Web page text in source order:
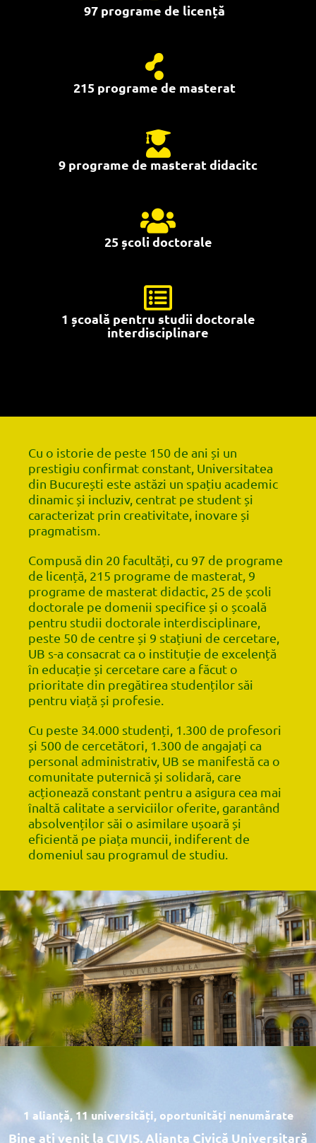
97 programe de licență
215 programe de masterat
9 programe de masterat didacitc
25 școli doctorale
1 școală pentru studii doctorale
interdisciplinare
Cu o istorie de peste 150 de ani și un
prestigiu confirmat constant, Universitatea
din București este astăzi un spațiu academic
dinamic și incluziv, centrat pe student și
caracterizat prin creativitate, inovare și
pragmatism.
Compusă din 20 facultăți, cu 97 de programe
de licență, 215 programe de masterat, 9
programe de masterat didactic, 25 de școli
doctorale pe domenii specifice și o școală
pentru studii doctorale interdisciplinare,
peste 50 de centre și 9 stațiuni de cercetare,
UB s-a consacrat ca o instituție de excelență
în educație și cercetare care a făcut o
prioritate din pregătirea studenților săi
pentru viață și profesie.
Cu peste 34.000 studenți, 1.300 de profesori
și 500 de cercetători, 1.300 de angajați ca
personal administrativ, UB se manifestă ca o
comunitate puternică și solidară, care
acționează constant pentru a asigura cea mai
înaltă calitate a serviciilor oferite, garantând
absolvenților săi o asimilare ușoară și
eficientă pe piața muncii, indiferent de
domeniul sau programul de studiu.
1 alianță, 11 universități, oportunități nenumărate
Bine ați venit la CIVIS, Alianța Civică Universitară